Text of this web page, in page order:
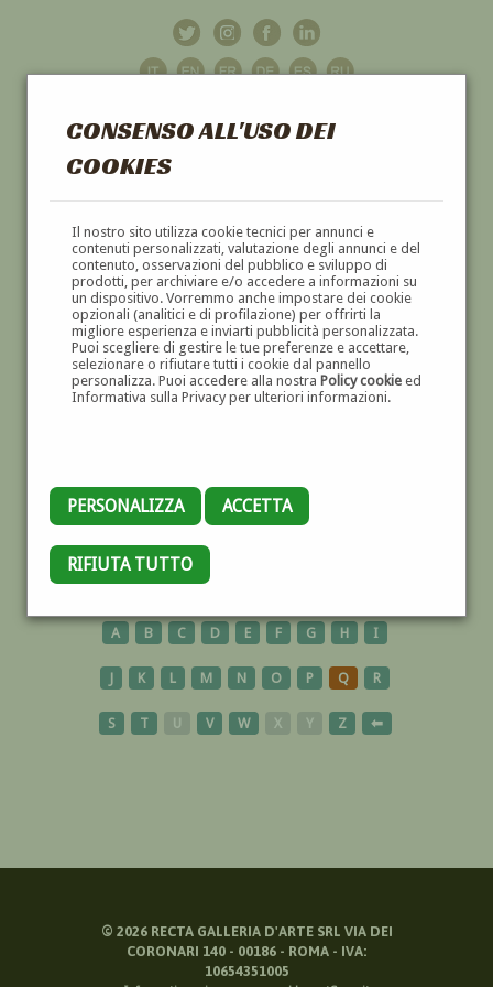
CONSENSO ALL'USO DEI
COOKIES
Il nostro sito utilizza cookie tecnici per annunci e
contenuti personalizzati, valutazione degli annunci e del
contenuto, osservazioni del pubblico e sviluppo di
prodotti, per archiviare e/o accedere a informazioni su
un dispositivo. Vorremmo anche impostare dei cookie
opzionali (analitici e di profilazione) per offrirti la
migliore esperienza e inviarti pubblicità personalizzata.
Puoi scegliere di gestire le tue preferenze e accettare,
selezionare o rifiutare tutti i cookie dal pannello
personalizza. Puoi accedere alla nostra Policy cookieed
Informativa sulla Privacy per ulteriori informazioni.
PERSONALIZZA ACCETTA
RIFIUTA TUTTO
GALLERIAD'ARTE
DIPINTI E SCULTURE '800 E '900
CAVALESE
A B C D E F G H I
J K L M N O P Q R
S T U V W X Y Z ⬅
© 2026RECTA GALLERIA D'ARTE SRL VIA DEI
CORONARI 140 - 00186 - ROMA - IVA:
10654351005